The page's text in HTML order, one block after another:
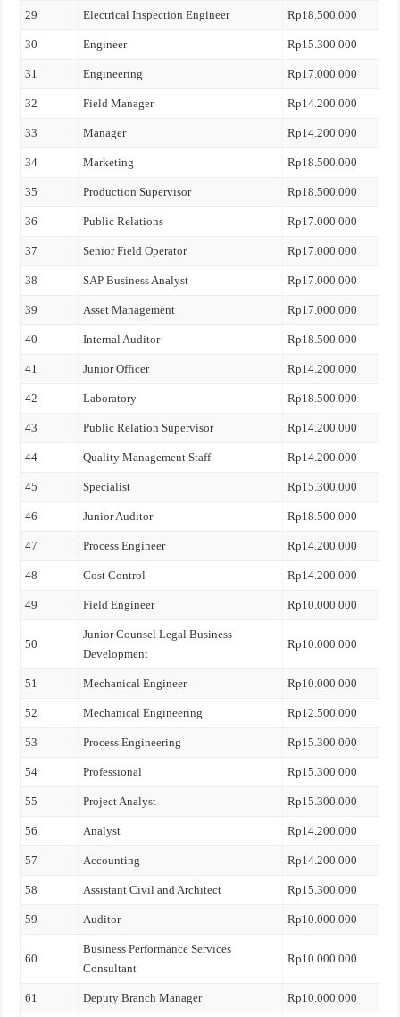
29 Electrical Inspection Engineer Rp18.500.000
30 Engineer Rp15.300.000
31 Engineering Rp17.000.000
32 Field Manager Rp14.200.000
33 Manager Rp14.200.000
34 Marketing Rp18.500.000
35 Production Supervisor Rp18.500.000
36 Public Relations Rp17.000.000
37 Senior Field Operator Rp17.000.000
38 SAP Business Analyst Rp17.000.000
39 Asset Management Rp17.000.000
40 Internal Auditor Rp18.500.000
41 Junior Officer Rp14.200.000
42 Laboratory Rp18.500.000
43 Public Relation Supervisor Rp14.200.000
44 Quality Management Staff Rp14.200.000
45 Specialist Rp15.300.000
46 Junior Auditor Rp18.500.000
47 Process Engineer Rp14.200.000
48 Cost Control Rp14.200.000
49 Field Engineer Rp10.000.000
50
Junior Counsel Legal Business
Development
Rp10.000.000
51 Mechanical Engineer Rp10.000.000
52 Mechanical Engineering Rp12.500.000
53 Process Engineering Rp15.300.000
54 Professional Rp15.300.000
55 Project Analyst Rp15.300.000
56 Analyst Rp14.200.000
57 Accounting Rp14.200.000
58 Assistant Civil and Architect Rp15.300.000
59 Auditor Rp10.000.000
60
Business Performance Services
Consultant
Rp10.000.000
61 Deputy Branch Manager Rp10.000.000